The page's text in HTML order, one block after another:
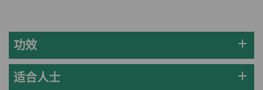
HKD$449
理膚泉 無香大哥大防曬 50ml (2027年4
功效 add
适合人士 add